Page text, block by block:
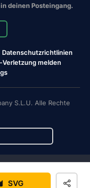
SVG
deinen Posteingang.
Datenschutzrichtlinien
melden
S.L.U. Alle Rechte